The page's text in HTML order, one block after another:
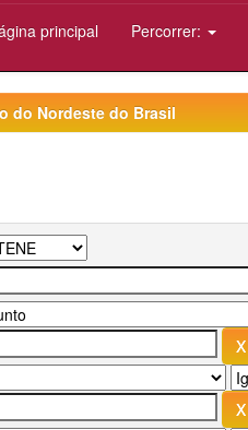
principal Percorrer:
do Nordeste do Brasil